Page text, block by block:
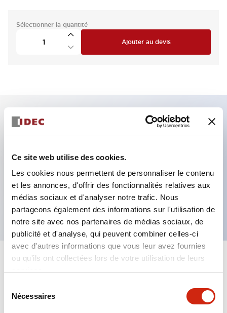
Ce site web utilise des cookies.
Les cookies nous permettent de personnaliser le contenu
et les annonces, d'offrir des fonctionnalités relatives aux
médias sociaux et d'analyser notre trafic. Nous
partageons également des informations sur l'utilisation de
notre site avec nos partenaires de médias sociaux, de
publicité et d'analyse, qui peuvent combiner celles-ci
avec d'autres informations que vous leur avez fournies
ou qu'ils ont collectées lors de votre utilisation de leurs
Nécessaires
Sélectionner la quantité
Ajouter au devis
Fixation par regroupement possible
Le commutateur sélecteur avec clé adopte une
structure à goupille à cylindre haute sécurité
La structure de protection est IP65 (IEC60529)
Spécifications